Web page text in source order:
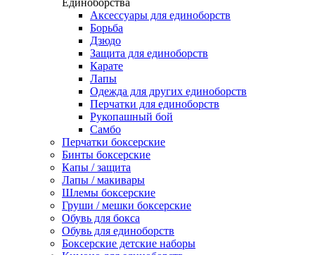
Единоборства
Аксессуары для единоборств
Борьба
Дзюдо
Защита для единоборств
Карате
Лапы
Одежда для других единоборств
Перчатки для единоборств
Рукопашный бой
Самбо
Перчатки боксерские
Бинты боксерские
Капы / защита
Лапы / макивары
Шлемы боксерские
Груши / мешки боксерские
Обувь для бокса
Обувь для единоборств
Боксерские детские наборы